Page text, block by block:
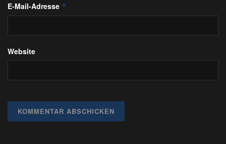
E-Mail-Adresse *
Website